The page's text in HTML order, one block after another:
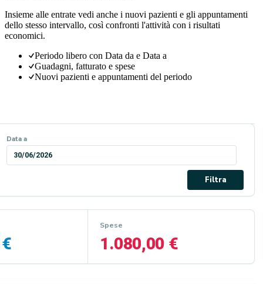
Insieme alle entrate vedi anche i nuovi pazienti e gli appuntamenti
dello stesso intervallo, così confronti l'attività con i risultati
economici.
Periodo libero con Data da e Data a
Guadagni, fatturato e spese
Nuovi pazienti e appuntamenti del periodo
Data a
30/06/2026
Filtra
Spese
1.080,00 €